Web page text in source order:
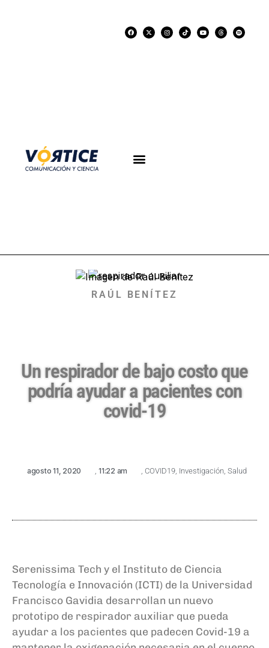
RAÚL BENÍTEZ
Un respirador de bajo costo que
podría ayudar a pacientes con
covid-19
agosto 11, 2020 11:22 am COVID19 Investigación ,Salud
Serenissima Tech y el Instituto de Ciencia
Tecnología e Innovación (ICTI) de la Universidad
Francisco Gavidia desarrollan un nuevo
prototipo de respirador auxiliar que pueda
ayudar a los pacientes que padecen Covid-19 a